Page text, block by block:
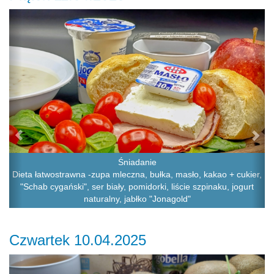
Śniadanie
Dieta łatwostrawna -zupa mleczna, bułka, masło, kakao + cukier,
"Schab cygański", ser biały, pomidorki, liście szpinaku, jogurt
naturalny, jabłko "Jonagold"
Previous
Czwartek 10.04.2025
Previous